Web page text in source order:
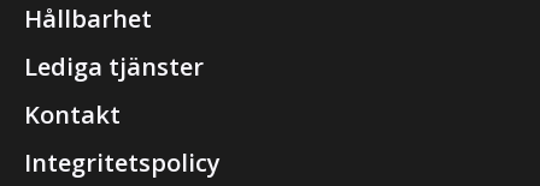
Hållbarhet
Lediga tjänster
Kontakt
Integritetspolicy